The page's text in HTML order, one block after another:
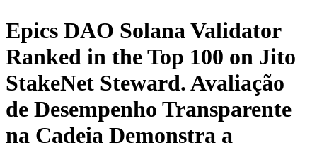
Epics DAO Solana Validator
Ranked in the Top 100 on Jito
StakeNet Steward. Avaliação
de Desempenho Transparente
na Cadeia Demonstra a